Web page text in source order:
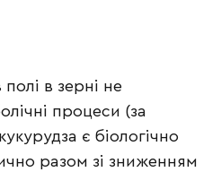
в зерні не
процеси (за
є біологічно
разом зі зниженням